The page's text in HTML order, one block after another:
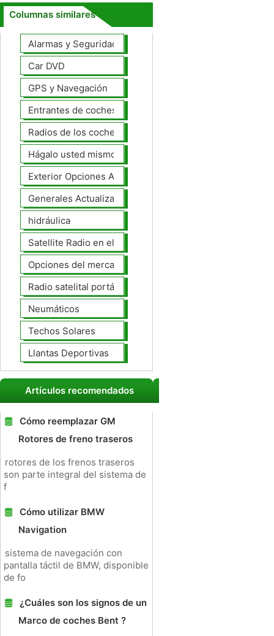
Columnas similares
Alarmas y Seguridad
Car DVD
GPS y Navegación
Entrantes de coches
Radios de los coches
Hágalo usted mismo Mejoras Auto
Exterior Opciones Aftermarket
Generales Actualizaciones Auto
hidráulica
Satellite Radio en el tablero
Opciones del mercado de accesorios del interior
Radio satelital portátil
Neumáticos
Techos Solares
Llantas Deportivas
Artículos recomendados
Cómo reemplazar GM
Rotores de freno traseros
rotores de los frenos traseros
son parte integral del sistema de
f
Cómo utilizar BMW
Navigation
sistema de navegación con
pantalla táctil de BMW, disponible
de fo
¿Cuáles son los signos de un
Marco de coches Bent ?